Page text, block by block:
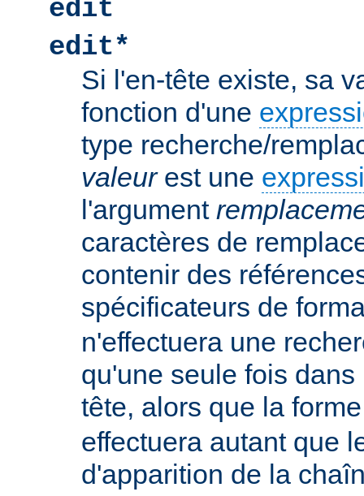
edit
edit*
Si l'en-tête existe, sa
fonction d'une
type recherche/
valeurest une
l'argument
caractères de
contenir des
spécificateurs de
n'effectuera une
qu'une seule fois
tête, alors que la
effectuera autant que
d'apparition de la